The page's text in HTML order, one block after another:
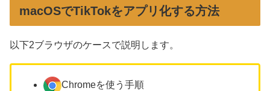
macOSでTikTokをアプリ化する方法
以下2ブラウザのケースで説明します。
Chromeを使う手順